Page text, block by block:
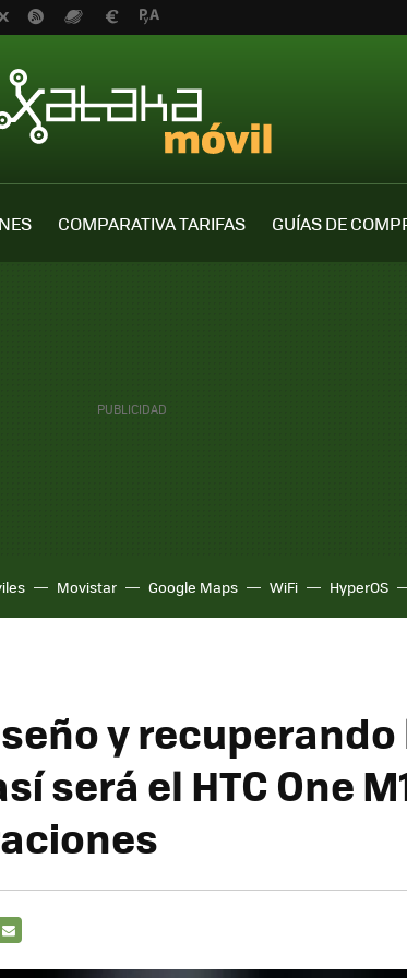
COMPARATIVA TARIFAS
GUÍAS DE
Movistar Google Maps WiFi HyperOS
y recuperando
será el HTC One